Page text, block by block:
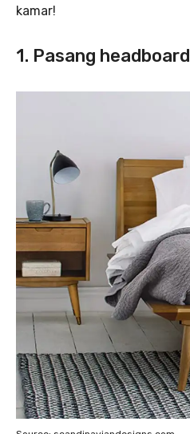
kamar!
1. Pasang headboard